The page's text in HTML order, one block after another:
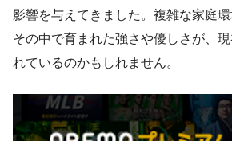
影響を与えてきました。複雑な家庭環
その中で育まれた強さや優しさが、
れているのかもしれません。